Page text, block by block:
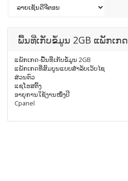
ພື້ນທີ່ເກັບຂໍ້ມູນ 2GB ແພັກເກດ
ແພັກເກດ-ພື້ນທີ່ເກັບຂໍ້ມູນ 2GB
ແພັກເກດທີ່ສົມບູນແບບສຳລັບເວັບໄຊ
ສ່ວນຕົວ
ແຊໂຮສຕິ້ງ
ອາຍຸການໃຊ້ງານໜຶ່ງປີ
Cpanel